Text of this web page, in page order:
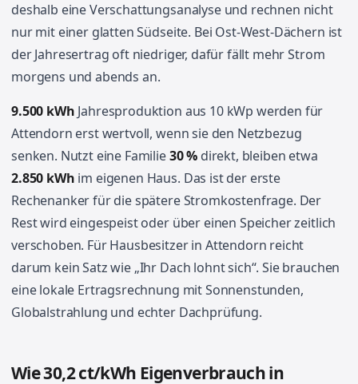
deshalb eine Verschattungsanalyse und rechnen nicht
nur mit einer glatten Südseite. Bei Ost-West-Dächern ist
der Jahresertrag oft niedriger, dafür fällt mehr Strom
morgens und abends an.
9.500 kWh Jahresproduktion aus 10 kWp werden für
Attendorn erst wertvoll, wenn sie den Netzbezug
senken. Nutzt eine Familie30 % direkt, bleiben etwa
2.850 kWh im eigenen Haus. Das ist der erste
Rechenanker für die spätere Stromkostenfrage. Der
Rest wird eingespeist oder über einen Speicher zeitlich
verschoben. Für Hausbesitzer in Attendorn reicht
darum kein Satz wie „Ihr Dach lohnt sich“. Sie brauchen
eine lokale Ertragsrechnung mit Sonnenstunden,
Globalstrahlung und echter Dachprüfung.
Wie 30,2 ct/kWh Eigenverbrauch in